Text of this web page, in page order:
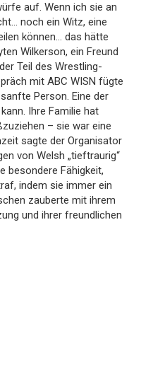
auf. Wenn ich sie an
noch ein Witz, eine
können… das hätte
Wilkerson, ein Freund
Teil des Wrestling-
mit ABC WISN fügte
Person. Eine der
Ihre Familie hat
– sie war eine
sagte der Organisator
von Welsh „tieftraurig“
besondere Fähigkeit,
indem sie immer ein
zauberte mit ihrem
und ihrer freundlichen